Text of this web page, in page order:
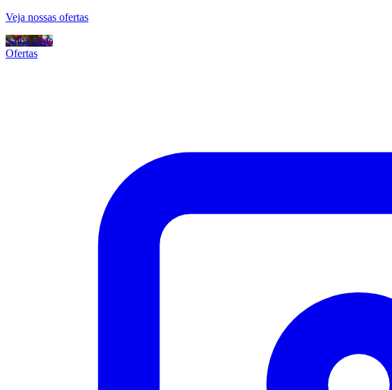
Veja nossas ofertas
Saiba mais
Ofertas